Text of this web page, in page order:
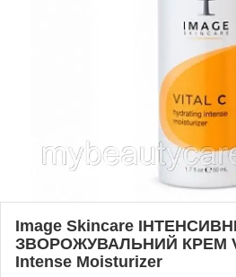
Image Skincare
ЗВОРОЖУВАЛЬНИЙ КРЕМ
Intense Moisturizer